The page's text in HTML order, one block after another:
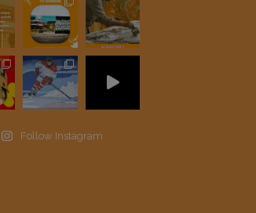
Follow Instagram